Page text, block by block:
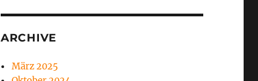
ARCHIVE
März 2025